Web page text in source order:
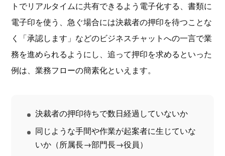
トでリアルタイムに共有できるよう電子化する、書類に
電子印を使う、急ぐ場合には決裁者の押印を待つことな
く「承認します」などのビジネスチャットへの一言で業
務を進められるようにし、追って押印を求めるといった
例は、業務フローの簡素化といえます。
決裁者の押印待ちで数日経過していないか
同じような手間や作業が起案者に生じていな
いか（所属長→部門長→役員）